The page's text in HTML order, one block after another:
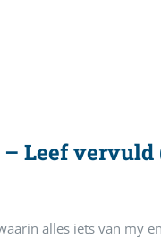
Leef vervuld
alles iets van my